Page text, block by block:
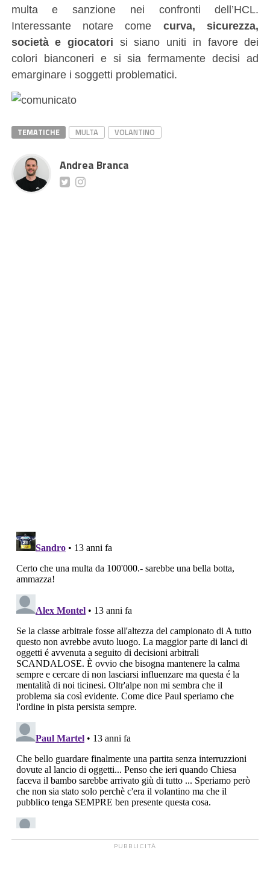
multa e sanzione nei confronti dell’HCL.
Interessante notare come curva, sicurezza,
società e giocatori si siano uniti in favore dei
colori bianconeri e si sia fermamente decisi ad
emarginare i soggetti problematici.
TEMATICHE MULTA VOLANTINO
Andrea Branca
PUBBLICITÀ